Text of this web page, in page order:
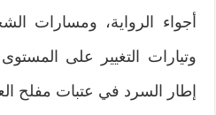
أجواء الرواية، ومسارات
وتيارات التغيير على
إطار السرد في عتبات مفلح